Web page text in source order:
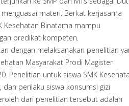
materi. Berkat kerjasama
Kesehatan Binatama mampu
predikat kompeten.
dengan melaksanakan penelitian
Masyarakat Prodi Magister
Penelitian untuk siswa SMK
perilaku siswa konsumsi gizi
dari penelitian tersebut adalah